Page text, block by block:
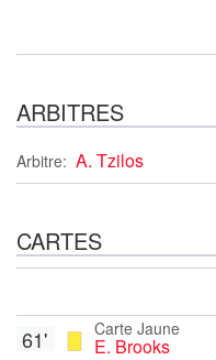
ARBITRES
Arbitre: A. Tzilos
CARTES
Carte Jaune
E. Brooks
61'